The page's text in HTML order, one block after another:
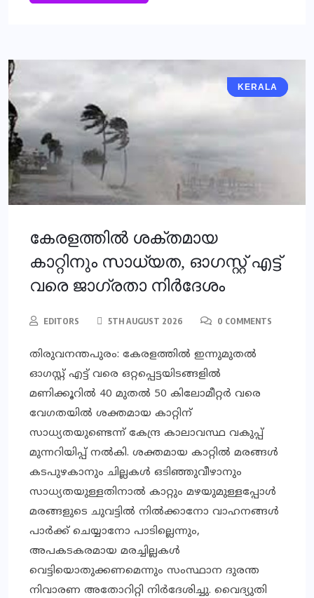
KERALA
KERALA
കേരളത്തില്‍ ശക്തമായ
കാറ്റിനും സാധ്യത, ഓഗസ്റ്റ് എട്ട്
വരെ ജാഗ്രതാ നിര്‍ദേശം
EDITORS 5TH AUGUST 2026 0 COMMENTS
തിരുവനന്തപുരം: കേരളത്തില്‍ ഇന്നുമുതല്‍
ഓഗസ്റ്റ് എട്ട് വരെ ഒറ്റപ്പെട്ടയിടങ്ങളില്‍
മണിക്കൂറില്‍ 40 മുതല്‍ 50 കിലോമീറ്റര്‍ വരെ
വേഗതയില്‍ ശക്തമായ കാറ്റിന്
സാധ്യതയുണ്ടെന്ന് കേന്ദ്ര കാലാവസ്ഥ വകുപ്പ്
മുന്നറിയിപ്പ് നല്‍കി. ശക്തമായ കാറ്റില്‍ മരങ്ങള്‍
കടപുഴകാനും ചില്ലകള്‍ ഒടിഞ്ഞുവീഴാനും
സാധ്യതയുള്ളതിനാല്‍ കാറ്റും മഴയുമുള്ളപ്പോള്‍
മരങ്ങളുടെ ചുവട്ടില്‍ നില്‍ക്കാനോ വാഹനങ്ങള്‍
പാര്‍ക്ക് ചെയ്യാനോ പാടില്ലെന്നും,
അപകടകരമായ മരച്ചില്ലകള്‍
വെട്ടിയൊതുക്കണമെന്നും സംസ്ഥാന ദുരന്ത
നിവാരണ അതോറിറ്റി നിര്‍ദേശിച്ചു. വൈദ്യുതി